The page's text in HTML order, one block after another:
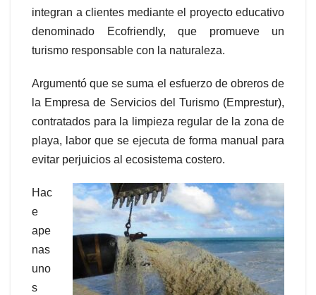
integran a clientes mediante el proyecto educativo
denominado Ecofriendly, que promueve un
turismo responsable con la naturaleza.
Argumentó que se suma el esfuerzo de obreros de
la Empresa de Servicios del Turismo (Emprestur),
contratados para la limpieza regular de la zona de
playa, labor que se ejecuta de forma manual para
evitar perjuicios al ecosistema costero.
Hac
e
ape
nas
uno
s